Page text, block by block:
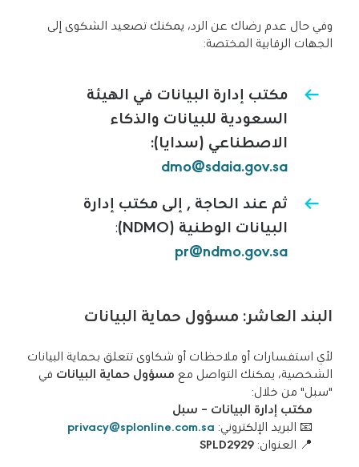
وفي حال عدم رضاك عن الرد، يمكنك تصعيد الشكوى إلى
الجهات الرقابية المختصة:
مكتب إدارة البيانات في الهيئة
السعودية للبيانات والذكاء
الاصطناعي (سدايا):
dmo@sdaia.gov.sa
ثم عند الحاجة , إلى مكتب إدارة
البيانات الوطنية (NDMO)
:
pr@ndmo.gov.sa
البند العاشر: مسؤول حماية البيانات
لأي استفسارات أو ملاحظات أو شكاوى تتعلق بحماية البيانات
الشخصية، يمكنك التواصل مع مسؤول حماية البيانات في
"سبل" من خلال:
مكتب إدارة البيانات – سبل
📧 البريد الإلكتروني: privacy@splonline.com.sa
📍 العنوان: SPLD2929